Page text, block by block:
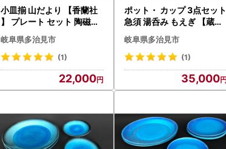
小皿揃 山だより 【香蘭社
】 プレート セット 陶磁器[
TDY016]
岐阜県多治見市
(1)
22,000
ポット・ カップ 3点セット
急須 湯呑み もえぎ 【蔵珍
窯】食器 茶器 [TBJ005]
岐阜県多治見市
(1)
35,000